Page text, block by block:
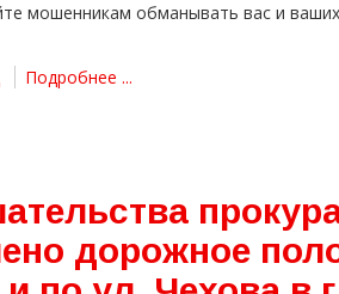
мошенникам обманывать вас и ваших
Подробнее ...
дорожное